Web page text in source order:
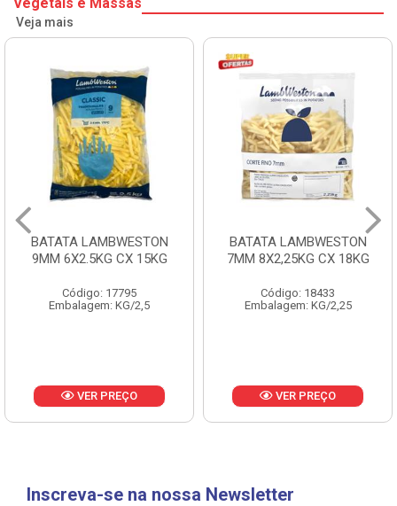
Veja mais
BATATA LAMBWESTON
9MM 6X2.5KG CX 15KG
Código: 17795
Embalagem: KG/2,5
VER PREÇO
BATATA LAMBWESTON
7MM 8X2,25KG CX 18KG
Código: 18433
Embalagem: KG/2,25
VER PREÇO
Inscreva-se na nossa Newsletter